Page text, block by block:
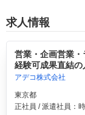
求人情報
営業・企画営業
経験可成果直結の
アデコ株式会社
東京都
正社員 / 派遣社員：